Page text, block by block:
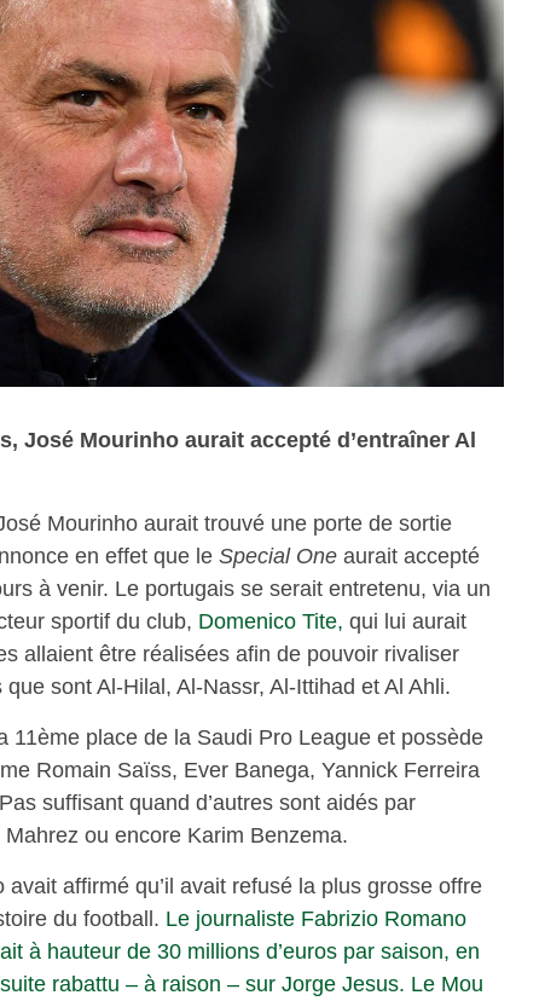
José Mourinho aurait accepté d’entraîner Al
Mourinho aurait trouvé une porte de sortie
en effet que le Special One aurait accepté
à venir. Le portugais se serait entretenu, via un
sportif du club, Domenico Tite, qui lui aurait
allaient être réalisées afin de pouvoir rivaliser
sont Al-Hilal, Al-Nassr, Al-Ittihad et Al Ahli.
11ème place de la Saudi Pro League et possède
Romain Saïss, Ever Banega, Yannick Ferreira
suffisant quand d’autres sont aidés par
ou encore Karim Benzema.
affirmé qu’il avait refusé la plus grosse offre
du football. Le journaliste Fabrizio Romano
à hauteur de 30 millions d’euros par saison, en
rabattu – à raison – sur Jorge Jesus. Le Mou